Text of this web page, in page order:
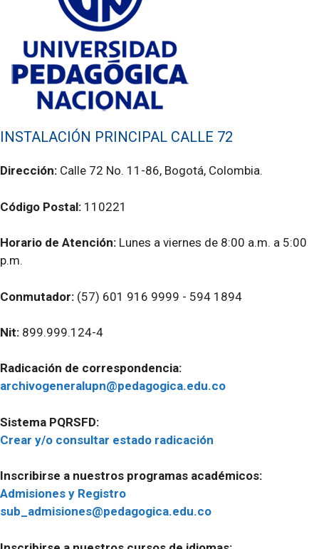
INSTALACIÓN PRINCIPAL CALLE 72
Dirección: Calle 72 No. 11-86, Bogotá, Colombia.
Código Postal: 110221
Horario de Atención: Lunes a viernes de 8:00 a.m. a 5:00
p.m.
Conmutador: (57) 601 916 9999 - 594 1894
Nit: 899.999.124-4
Radicación de correspondencia:
archivogeneralupn@pedagogica.edu.co
Sistema PQRSFD:
Crear y/o consultar estado radicación
Inscribirse a nuestros programas académicos:
Admisiones y Registro
sub_admisiones@pedagogica.edu.co